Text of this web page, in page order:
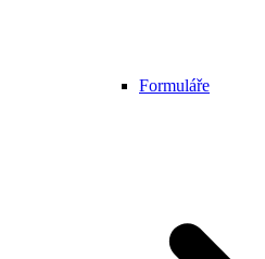
Formuláře